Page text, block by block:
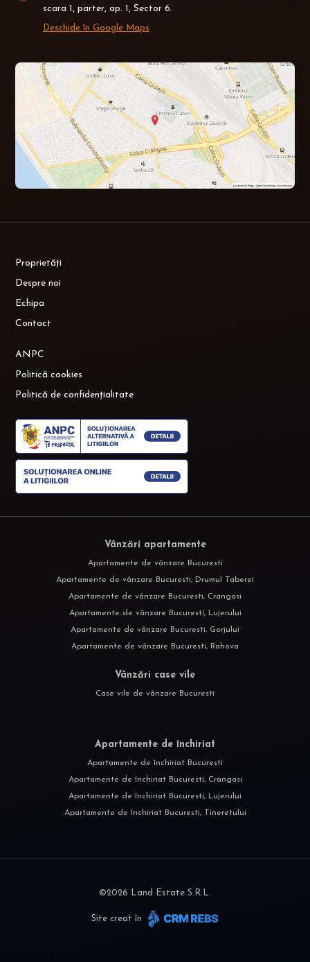
scara 1, parter, ap. 1, Sector 6.
Deschide în Google Maps
Proprietăți
Despre noi
Echipa
Contact
ANPC
Politică cookies
Politică de confidențialitate
Vânzări apartamente
Apartamente de vânzare Bucuresti
Apartamente de vânzare Bucuresti, Drumul Taberei
Apartamente de vânzare Bucuresti, Crangasi
Apartamente de vânzare Bucuresti, Lujerului
Apartamente de vânzare Bucuresti, Gorjului
Apartamente de vânzare Bucuresti, Rahova
Vânzări case vile
Case vile de vânzare Bucuresti
Apartamente de închiriat
Apartamente de închiriat Bucuresti
Apartamente de închiriat Bucuresti, Crangasi
Apartamente de închiriat Bucuresti, Lujerului
Apartamente de închiriat Bucuresti, Tineretului
©2026 Land Estate S.R.L.
Site creat în